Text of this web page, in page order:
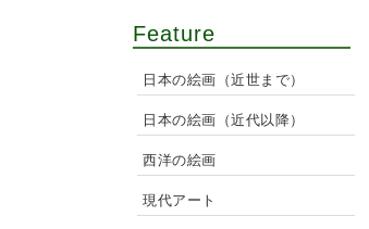
Feature
日本の絵画（近世まで）
日本の絵画（近代以降）
西洋の絵画
現代アート